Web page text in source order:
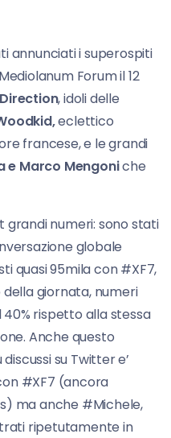
annunciati i superospiti
Forum il 12
, idoli delle
eclettico
francese, e le grandi
e Marco Mengoniche
numeri: sono stati
globale
quasi 95mila con #XF7,
della giornata, numeri
rispetto alla stessa
Anche questo
su Twitter e’
#XF7 (ancora
ma anche #Michele,
ripetutamente in